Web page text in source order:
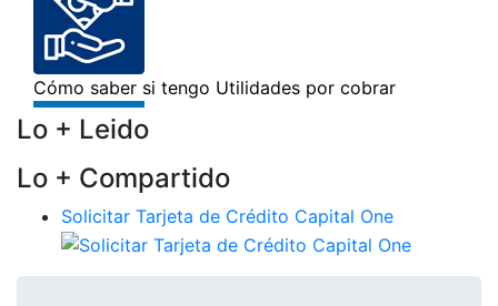
Lo + Leido
Lo + Compartido
Solicitar Tarjeta de Crédito Capital One